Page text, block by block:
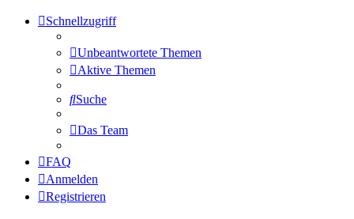
Schnellzugriff
Unbeantwortete Themen
Aktive Themen
Suche
Das Team
FAQ
Anmelden
Registrieren